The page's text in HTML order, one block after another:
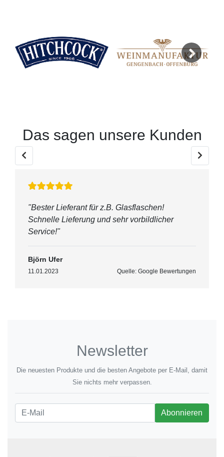
Das sagen unsere Kunden
"Bester Lieferant für z.B. Glasflaschen!
Schnelle Lieferung und sehr vorbildlicher
Service!"
Björn Ufer
11.01.2023 Quelle: Google Bewertungen
Newsletter
Die neuesten Produkte und die besten Angebote per E-Mail, damit
Sie nichts mehr verpassen.
Newsletter
Abonnieren